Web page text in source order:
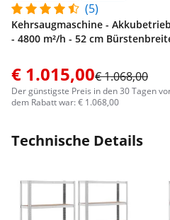
(5)
Kehrsaugmaschine - Akkubetrieb
- 4800 m²/h - 52 cm
€ 1.015,00€ 1.068,00
Der günstigste Preis in den 30 Tagen
dem Rabatt war: € 1.068,00
Technische Details